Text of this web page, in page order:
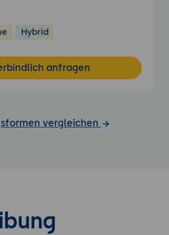
Hybrid
anfragen
vergleichen